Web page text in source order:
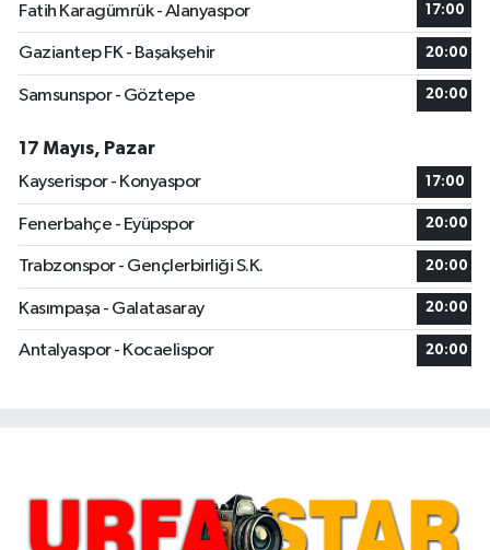
Fatih Karagümrük - Alanyaspor
17:00
Gaziantep FK - Başakşehir 20:00
Samsunspor - Göztepe 20:00
17 Mayıs, Pazar
Kayserispor - Konyaspor
17:00
Fenerbahçe - Eyüpspor 20:00
Trabzonspor - Gençlerbirliği S.K. 20:00
Kasımpaşa - Galatasaray 20:00
Antalyaspor - Kocaelispor 20:00